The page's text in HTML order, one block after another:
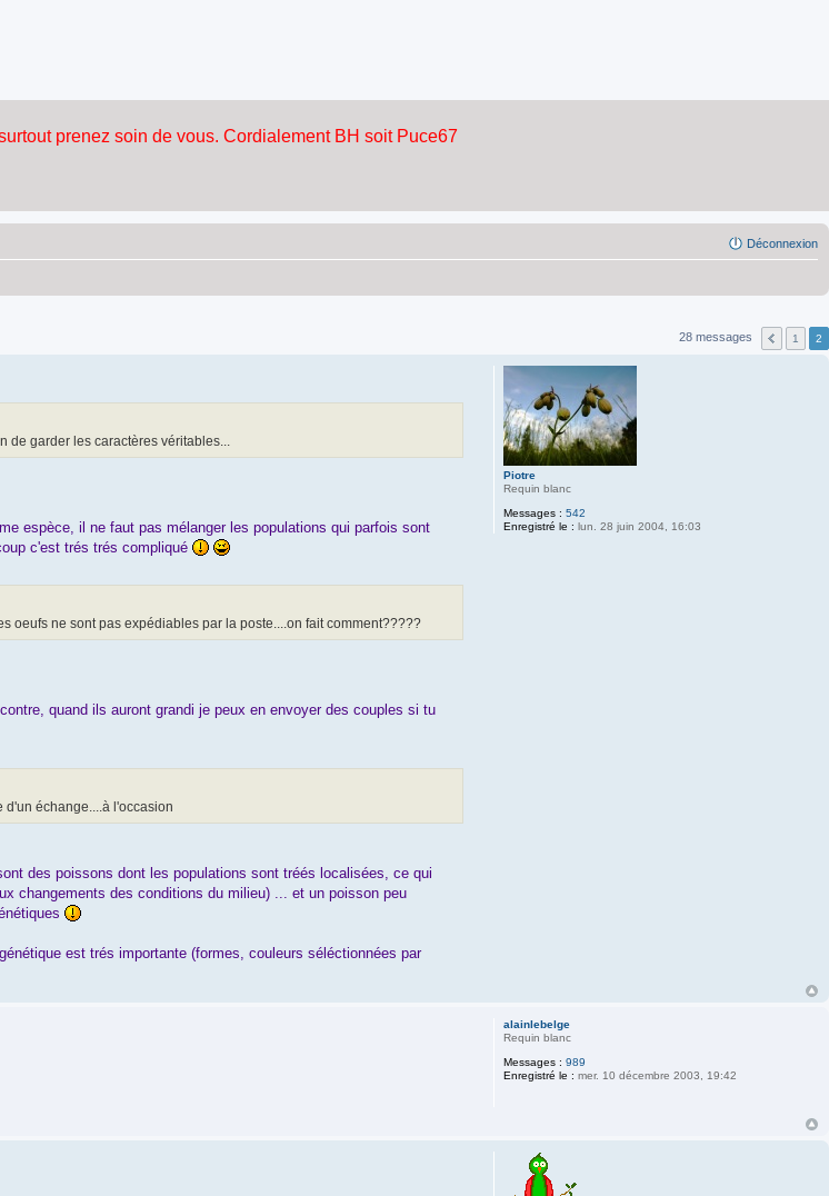
Déconnexion
28 messages 1 2
Piotre
Requin blanc
Messages : 542
Enregistré le : lun. 28 juin 2004, 16:03
de garder les caractères véritables...
espèce, il ne faut pas mélanger les populations qui parfois sont
c'est trés trés compliqué
oeufs ne sont pas expédiables par la poste....on fait comment?????
quand ils auront grandi je peux en envoyer des couples si tu
échange....à l'occasion
des poissons dont les populations sont tréés localisées, ce qui
changements des conditions du milieu) ... et un poisson peu
est trés importante (formes, couleurs séléctionnées par
alainlebelge
Requin blanc
Messages : 989
Enregistré le : mer. 10 décembre 2003, 19:42